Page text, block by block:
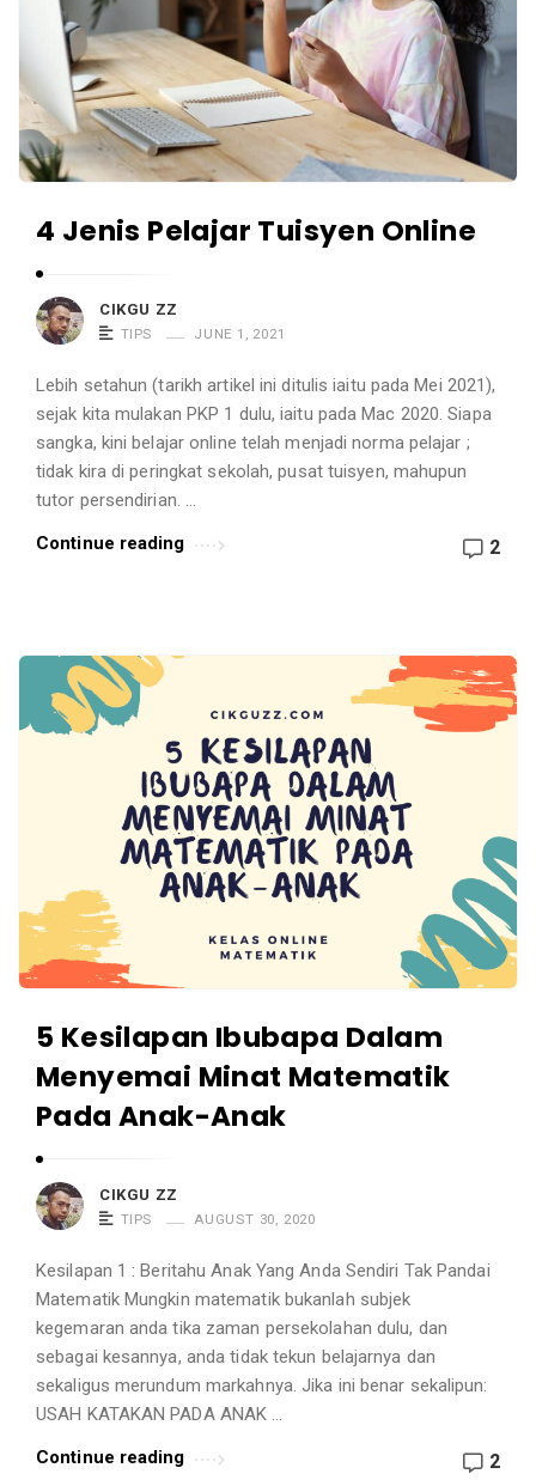
4 Jenis Pelajar Tuisyen Online
CIKGU ZZ
TIPS JUNE 1, 2021
Lebih setahun (tarikh artikel ini ditulis iaitu pada Mei 2021),
sejak kita mulakan PKP 1 dulu, iaitu pada Mac 2020. Siapa
sangka, kini belajar online telah menjadi norma pelajar ;
tidak kira di peringkat sekolah, pusat tuisyen, mahupun
tutor persendirian. …
Continue reading
2
5 Kesilapan Ibubapa Dalam
Menyemai Minat Matematik
Pada Anak-Anak
CIKGU ZZ
TIPS AUGUST 30, 2020
Kesilapan 1 : Beritahu Anak Yang Anda Sendiri Tak Pandai
Matematik Mungkin matematik bukanlah subjek
kegemaran anda tika zaman persekolahan dulu, dan
sebagai kesannya, anda tidak tekun belajarnya dan
sekaligus merundum markahnya. Jika ini benar sekalipun:
USAH KATAKAN PADA ANAK …
Continue reading
2